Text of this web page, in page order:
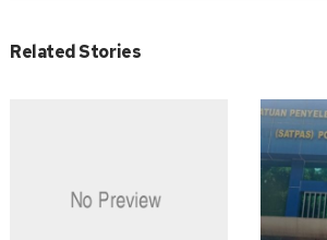
Related Stories